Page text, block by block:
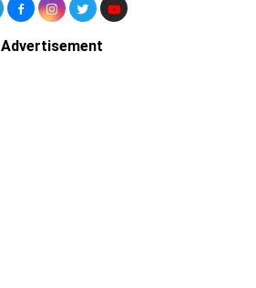
Advertisement